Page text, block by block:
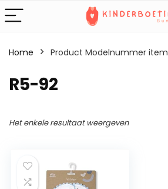
Home Product Modelnummer item
‎R5-92
Het enkele resultaat weergeven